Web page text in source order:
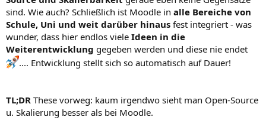
sind. Wie auch? Schließlich ist Moodle in alle Bereiche von
Schule, Uni und weit darüber hinaus fest integriert - was
wunder, dass hier endlos viele Ideen in die
Weiterentwicklung gegeben werden und diese nie endet
.... Entwicklung stellt sich so automatisch auf Dauer!
TL;DR These vorweg: kaum irgendwo sieht man Open-Source
u. Skalierung besser als bei Moodle.